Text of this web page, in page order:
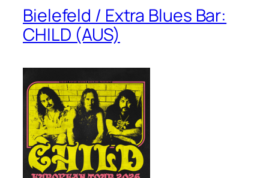
Bielefeld / Extra Blues Bar:
CHILD (AUS)